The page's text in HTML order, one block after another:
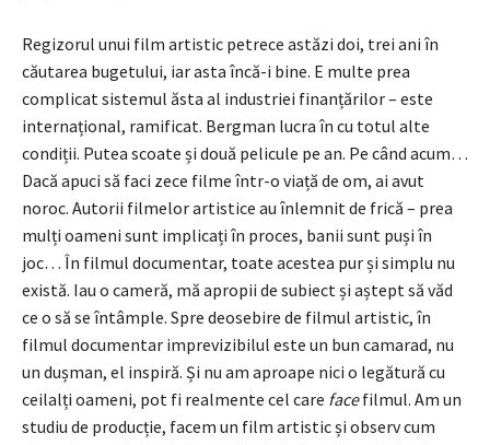
Regizorul unui film artistic petrece astăzi doi, trei ani în
căutarea bugetului, iar asta încă-i bine. E multe prea
complicat sistemul ăsta al industriei finanțărilor – este
internațional, ramificat. Bergman lucra în cu totul alte
condiții. Putea scoate și două pelicule pe an. Pe când acum…
Dacă apuci să faci zece filme într-o viață de om, ai avut
noroc. Autorii filmelor artistice au înlemnit de frică – prea
mulți oameni sunt implicați în proces, banii sunt puși în
joc… În filmul documentar, toate acestea pur și simplu nu
există. Iau o cameră, mă apropii de subiect și aștept să văd
ce o să se întâmple. Spre deosebire de filmul artistic, în
filmul documentar imprevizibilul este un bun camarad, nu
un dușman, el inspiră. Și nu am aproape nici o legătură cu
ceilalți oameni, pot fi realmente cel care facefilmul. Am un
studiu de producție, facem un film artistic și observ cum